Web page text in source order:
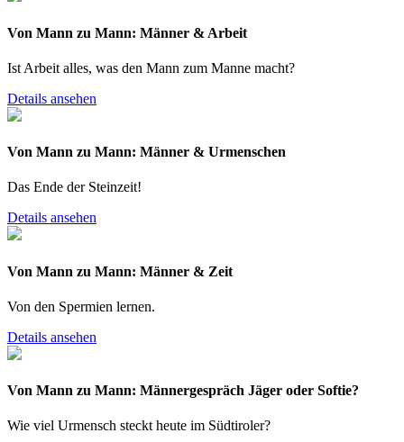
Von Mann zu Mann: Männer & Arbeit
Ist Arbeit alles, was den Mann zum Manne macht?
Details ansehen
Von Mann zu Mann: Männer & Urmenschen
Das Ende der Steinzeit!
Details ansehen
Von Mann zu Mann: Männer & Zeit
Von den Spermien lernen.
Details ansehen
Von Mann zu Mann: Männergespräch Jäger oder Softie?
Wie viel Urmensch steckt heute im Südtiroler?